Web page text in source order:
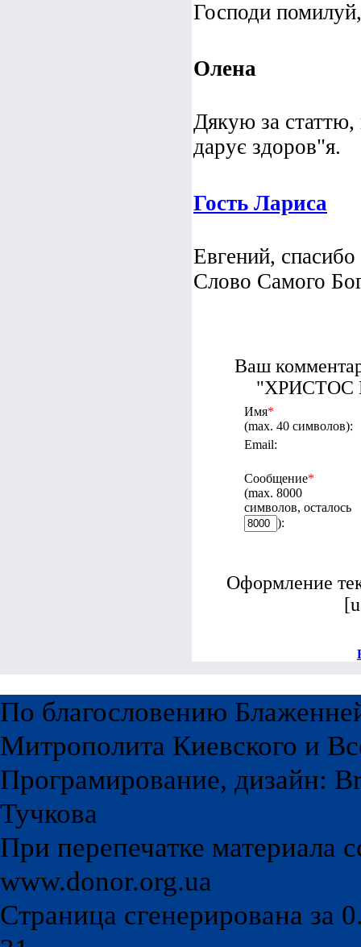
Господи
Олена
Дякую за статтю,
дарує здоров"я.
Гость Лариса
Евгений,
Слово Самого
Ваш
"ХРИСТОС
Имя*
(max. 40 символов):
Email:
Сообщение*
(max. 8000
символов, осталось
):
Оформление
По благословению
Митрополита Киевского и
Програмирование, дизайн:
Тучкова
При перепечатке материала
www.donor.org.ua
Страница сгенерирована за